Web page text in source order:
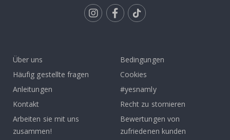
Über uns
Häufig gestellte fragen
Anleitungen
Kontakt
Arbeiten sie mit uns
zusammen!
Bedingungen
Cookies
#yesnamly
Recht zu stornieren
Bewertungen von
zufriedenen kunden